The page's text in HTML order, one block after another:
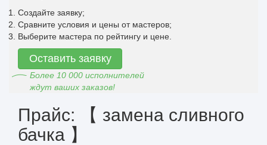
Создайте заявку;
Сравните условия и цены от мастеров;
Выберите мастера по рейтингу и цене.
Оставить заявку
Более 10 000 исполнителей
ждут ваших заказов!
Прайс: 【 замена сливного
бачка 】